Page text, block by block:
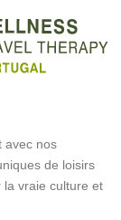
avec nos
de loisirs
la vraie culture et